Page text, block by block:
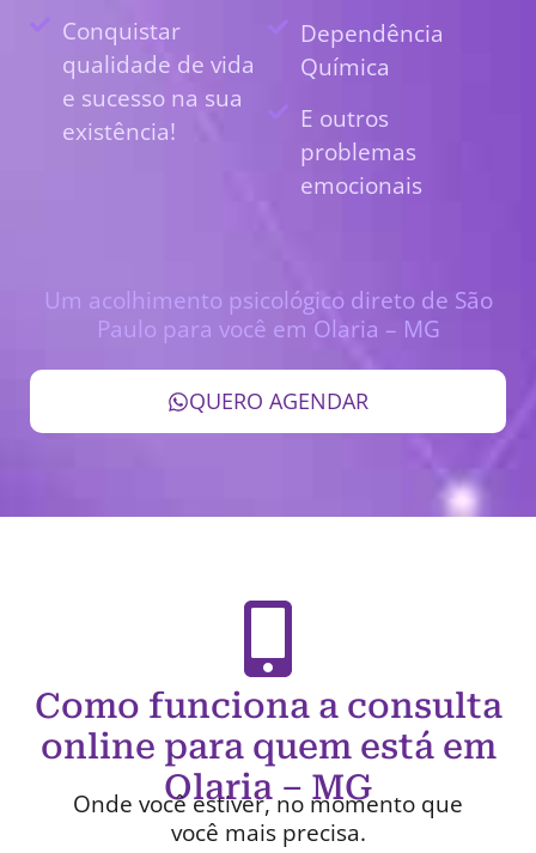
Conquistar
qualidade de vida
e sucesso na sua
existência!
Dependência
Química
E outros
problemas
emocionais
Um acolhimento psicológico direto de São
Paulo para você em Olaria – MG
QUERO AGENDAR
Como funciona a consulta
online para quem está em
Olaria – MG
Onde você estiver, no momento que
você mais precisa.